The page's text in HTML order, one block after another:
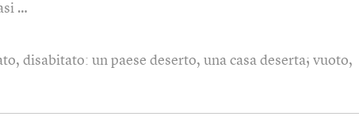
…
disabitato: un paese deserto, una casa deserta; vuoto,